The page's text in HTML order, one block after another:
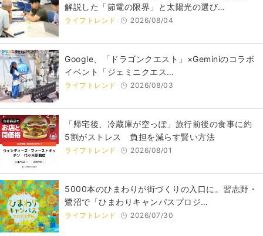
解説した「節電の限界」と太陽光の選び…
ライフトレンド 2026/08/04
Google、「ドラゴンクエスト」×Geminiのコラボ
イベント「ジェミニクエス…
ライフトレンド 2026/08/03
「帰宅後、冷蔵庫が空っぽ」旅行前後の食事に約
5割がストレス 負担を減らす賢い方法
ライフトレンド 2026/08/01
5000本のひまわりが街づくりの入口に。習志野・
鷺沼で「ひまわりキャンパスプロジ…
ライフトレンド 2026/07/30